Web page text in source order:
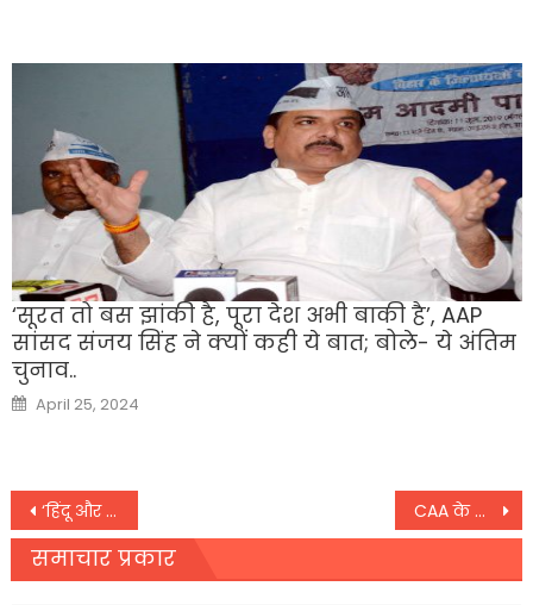
‘सूरत तो बस झांकी है, पूरा देश अभी बाकी है’, AAP
सांसद संजय सिंह ने क्यों कही ये बात; बोले- ये अंतिम
चुनाव..
Posted
on
April 25, 2024
Post
navigation
‘हिंदू और बौद्ध भी धार्मिक फोबिया के शिकार’, UN में भारत ने पाक को फिर दिखाया आईना CAA के खिलाफ सुप्रीम कोर्ट पहुंचे असदुद्दीन ओवैसी, याचिका में कहा- तुरंत कानून पर लगाए रोक
समाचार प्रकार